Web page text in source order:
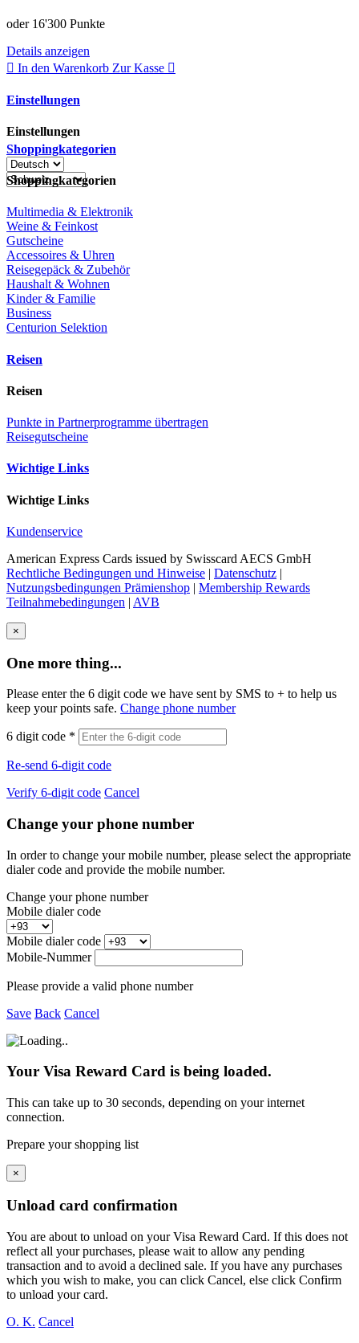
oder 16'300 Punkte
Details anzeigen
In den Warenkorb Zur Kasse
Einstellungen
Einstellungen
Shoppingkategorien
Shoppingkategorien
Multimedia & Elektronik
Weine & Feinkost
Gutscheine
Accessoires & Uhren
Reisegepäck & Zubehör
Haushalt & Wohnen
Kinder & Familie
Business
Centurion Selektion
Reisen
Reisen
Punkte in Partnerprogramme übertragen
Reisegutscheine
Wichtige Links
Wichtige Links
Kundenservice
American Express Cards issued by Swisscard AECS GmbH
Rechtliche Bedingungen und Hinweise | Datenschutz |
Nutzungsbedingungen Prämienshop | Membership Rewards
Teilnahmebedingungen | AVB
×
One more thing...
Please enter the 6 digit code we have sent by SMS to + to help us
keep your points safe. Change phone number
6 digit code *
Re-send 6-digit code
Verify 6-digit code Cancel
Change your phone number
In order to change your mobile number, please select the appropriate
dialer code and provide the mobile number.
Change your phone number
Mobile dialer code
Mobile dialer code
Mobile-Nummer
Please provide a valid phone number
Save Back Cancel
Your Visa Reward Card is being loaded.
This can take up to 30 seconds, depending on your internet
connection.
Prepare your shopping list
×
Unload card confirmation
You are about to unload on yourVisa Reward Card. If this does not
reflect all your purchases, please wait to allow any pending
transaction and to avoid a declined sale. If you have any purchases
which you wish to make, you can click Cancel, else click Confirm
to unload your card.
O. K. Cancel